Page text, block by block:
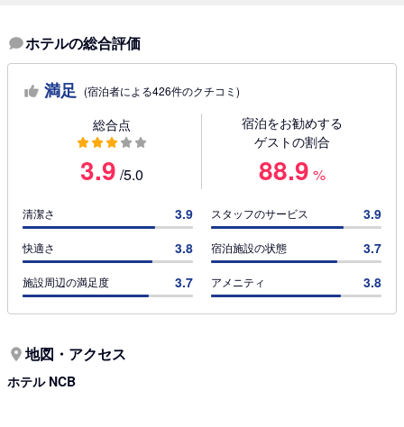
ホテルの総合評価
満足 (宿泊者による426件のクチコミ)
総合点
3.9 /5.0
宿泊をお勧めする
ゲストの割合
88.9 %
清潔さ 3.9 スタッフのサービス 3.9
快適さ 3.8 宿泊施設の状態 3.7
施設周辺の満足度 3.7 アメニティ 3.8
地図・アクセス
ホテル NCB